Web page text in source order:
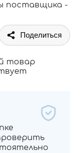
поставщика -
Поделиться
товар